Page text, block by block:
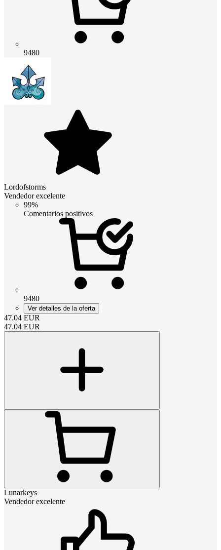
9480
Lordofstorms
Vendedor excelente
99%
Comentarios positivos
9480
Ver detalles de la oferta
47.04 EUR
47.04 EUR
Lunarkeys
Vendedor excelente